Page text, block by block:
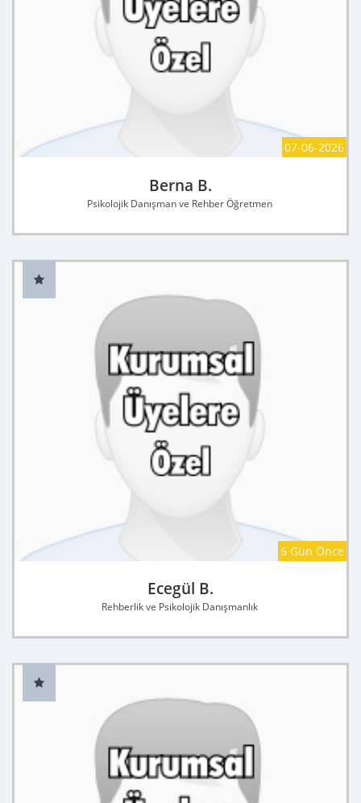
07-06-2026
Berna B.
Psikolojik Danışman ve Rehber Öğretmen
6 Gün Önce
Ecegül B.
Rehberlik ve Psikolojik Danışmanlık